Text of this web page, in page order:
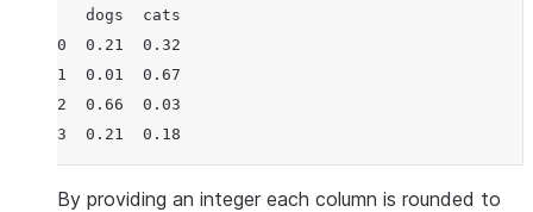
   dogs  cats
0  0.21  0.32
1  0.01  0.67
2  0.66  0.03
3  0.21  0.18
By providing an integer each column is rounded to